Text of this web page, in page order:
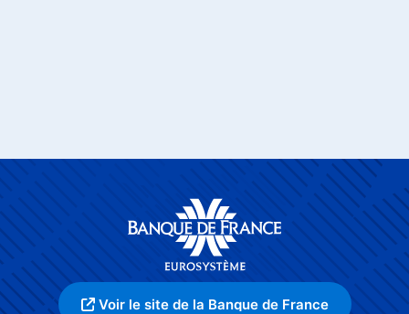
Voir le site de la Banque de France